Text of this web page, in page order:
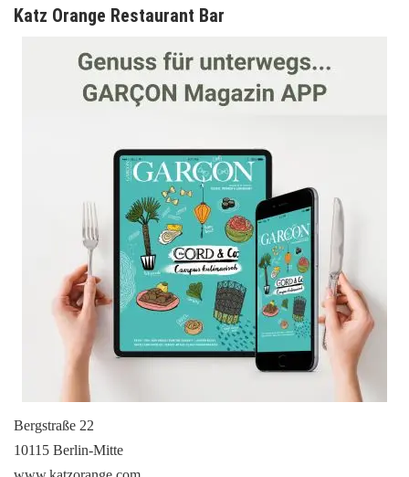
Katz Orange Restaurant Bar
Bergstraße 22
10115 Berlin-Mitte